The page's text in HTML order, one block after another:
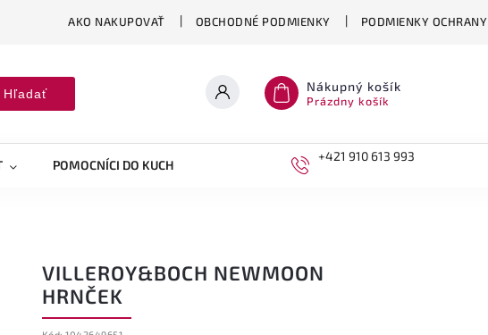
AKO NAKUPOVAŤ OBCHODNÉ PODMIENKY PODMIENKY
Hľadať Nákupný košík
Prázdny košík
POMOCNÍCI DO KUCHYNE
+421 910 613 993
VILLEROY&BOCH NEWMOON
HRNČEK